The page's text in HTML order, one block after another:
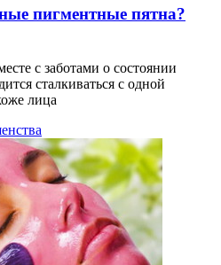
пигментные пятна?
с заботами о состоянии
сталкиваться с одной
лица